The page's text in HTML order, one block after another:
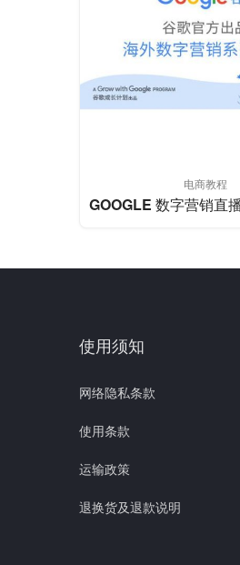
电商教程
使用须知
网络隐私条款
使用条款
运输政策
退换货及退款说明